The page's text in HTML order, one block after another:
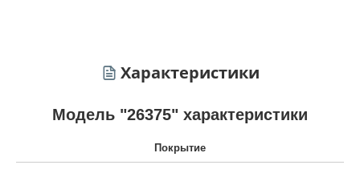
Характеристики
Модель "26375" характеристики
Покрытие